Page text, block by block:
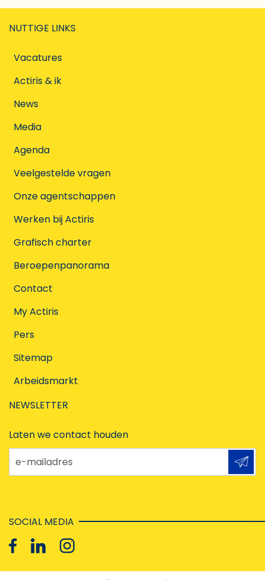
NUTTIGE LINKS
Vacatures
Actiris & ik
News
Media
Agenda
Veelgestelde vragen
Onze agentschappen
Werken bij Actiris
Grafisch charter
Beroepenpanorama
Contact
My Actiris
Pers
Sitemap
Arbeidsmarkt
NEWSLETTER
Laten we contact houden
e-mailadres
SOCIAL MEDIA